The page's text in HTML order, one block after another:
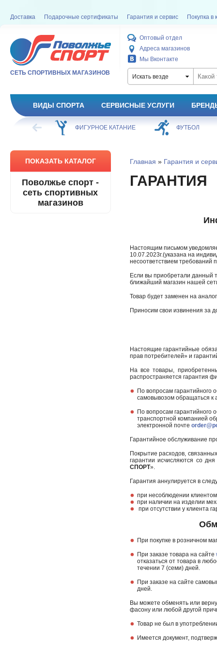
Доставка Подарочные сертификаты Гарантия и сервис Покупка в
СЕТЬ СПОРТИВНЫХ МАГАЗИНОВ
Оптовый отдел
Адреса магазинов
Мы Вконтакте
Искать везде
ВИДЫ СПОРТА СЕРВИСНЫЕ УСЛУГИ
ХОККЕЙ ФИГУРНОЕ КАТАНИЕ ФУТБОЛ
ПОКАЗАТЬ КАТАЛОГ
Поволжье спорт -
сеть спортивных
магазинов
Главная » Гарантия и
ГАРАНТИЯ
Настоящим письмом
10.07.2023г.(указана на
несоответствием требований
Если вы приобретали данный
ближайший магазин нашей
Товар будет заменен на
Приносим свои извинения за
Настоящие гарантийные
прав потребителей» и
На все товары,
распространяется гарантия
По вопросам гарантийного
самовывозом обращаться к
По вопросам гарантийного
транспортной компанией
электронной почте
Гарантийное обслуживание
Покрытие расходов,
гарантии исчисляются со
СПОРТ».
Гарантия аннулируется в
при несоблюдении
при наличии на изделии
при отсутствии у клиента
При покупке в розничном
При заказе товара на сайте
отказаться от товара в
течении 7 (семи) дней.
При заказе на сайте
дней.
Вы можете обменять или
фасону или любой другой
Товар не был в
Имеется документ,